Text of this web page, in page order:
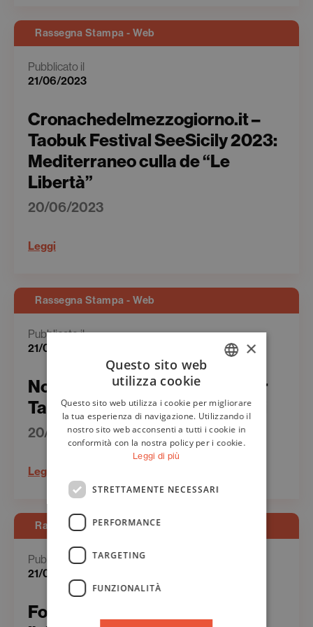
Rassegna Stampa - Web
Pubblicato il
21/06/2023
Cronachedelmezzogiorno.it –
Taobuk Festival SeeSicily 2023:
Mediterraneo culla de “Le
Libertà”
20/06/2023
Leggi
Rassegna Stampa - Web
Pubblicato il
21/06/2023
Notizie.it – Edizione record per
Taobuk, 200 ospiti da 30 paesi
20/06/2023
Leggi
Rassegna Stampa - Web
Pubblicato il
21/06/2023
Foggiatoday.it – In Brasile
ENGLISH
×
Questo sito web
utilizza cookie
Questo sito web utilizza i cookie per migliorare
la tua esperienza di navigazione. Utilizzando il
nostro sito web acconsenti a tutti i cookie in
conformità con la nostra policy per i cookie.
Leggi di più
STRETTAMENTE NECESSARI
PERFORMANCE
TARGETING
FUNZIONALITÀ